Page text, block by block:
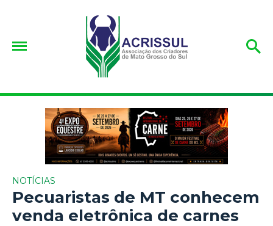
NOTÍCIAS
Pecuaristas de MT conhecem
venda eletrônica de carnes